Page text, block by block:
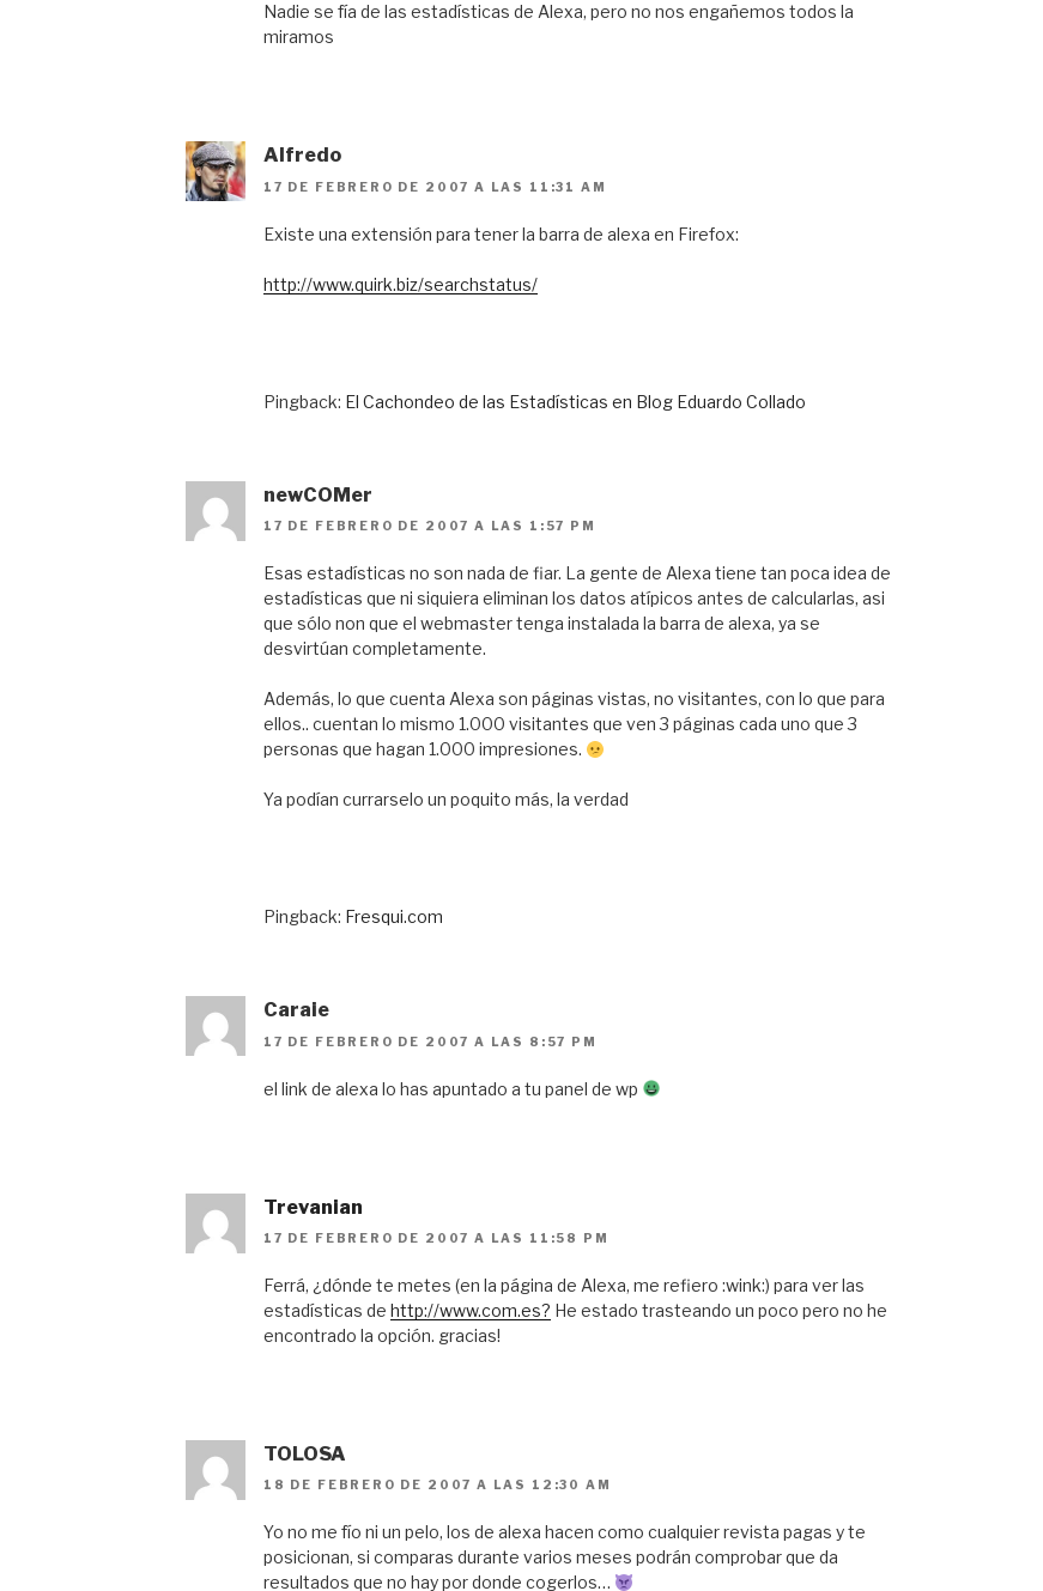
Nadie se fía de las estadísticas de Alexa, pero no nos engañemos todos la
miramos
Alfredo
17 DE FEBRERO DE 2007 A LAS 11:31 AM
Existe una extensión para tener la barra de alexa en Firefox:
http://www.quirk.biz/searchstatus/
Pingback: El Cachondeo de las Estadísticas en Blog Eduardo Collado
newCOMer
17 DE FEBRERO DE 2007 A LAS 1:57 PM
Esas estadísticas no son nada de fiar. La gente de Alexa tiene tan poca idea de
estadísticas que ni siquiera eliminan los datos atípicos antes de calcularlas, asi
que sólo non que el webmaster tenga instalada la barra de alexa, ya se
desvirtúan completamente.
Además, lo que cuenta Alexa son páginas vistas, no visitantes, con lo que para
ellos.. cuentan lo mismo 1.000 visitantes que ven 3 páginas cada uno que 3
personas que hagan 1.000 impresiones.
Ya podían currarselo un poquito más, la verdad
Pingback: Fresqui.com
Caraie
17 DE FEBRERO DE 2007 A LAS 8:57 PM
el link de alexa lo has apuntado a tu panel de wp
Trevanian
17 DE FEBRERO DE 2007 A LAS 11:58 PM
Ferrá, ¿dónde te metes (en la página de Alexa, me refiero :wink:) para ver las
estadísticas de http://www.com.es? He estado trasteando un poco pero no he
encontrado la opción. gracias!
TOLOSA
18 DE FEBRERO DE 2007 A LAS 12:30 AM
Yo no me fío ni un pelo, los de alexa hacen como cualquier revista pagas y te
posicionan, si comparas durante varios meses podrán comprobar que da
resultados que no hay por donde cogerlos…